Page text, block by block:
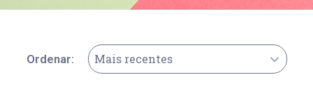
Ordenar: Mais recentes